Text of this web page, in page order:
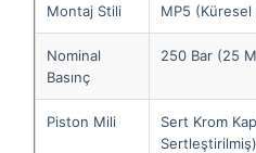
Montaj Stili MP5 (Küresel
Nominal
Basınç
250 Bar (25
Piston Mili
Sert Krom
Sertleştirilmiş)